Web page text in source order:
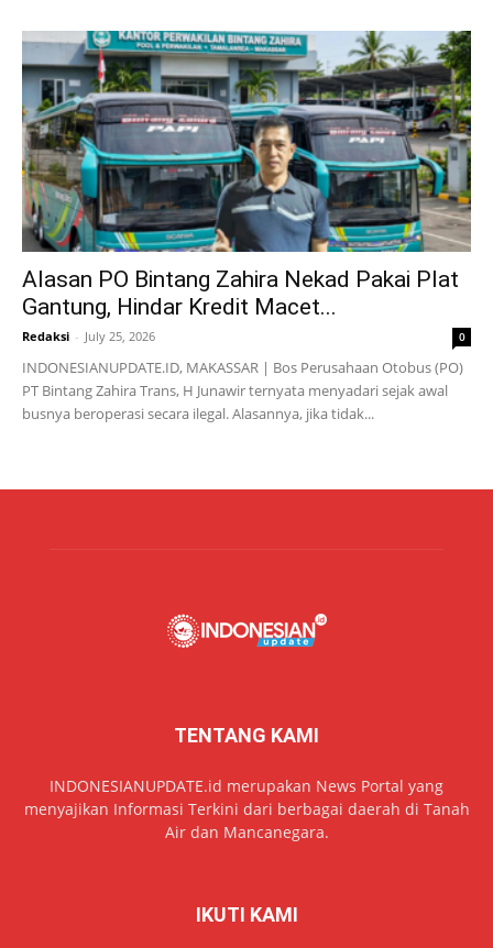
Alasan PO Bintang Zahira Nekad Pakai Plat
Gantung, Hindar Kredit Macet...
Redaksi - July 25, 2026 0
INDONESIANUPDATE.ID, MAKASSAR | Bos Perusahaan Otobus (PO)
PT Bintang Zahira Trans, H Junawir ternyata menyadari sejak awal
busnya beroperasi secara ilegal. Alasannya, jika tidak...
TENTANG KAMI
INDONESIANUPDATE.id merupakan News Portal yang
menyajikan Informasi Terkini dari berbagai daerah di Tanah
Air dan Mancanegara.
IKUTI KAMI